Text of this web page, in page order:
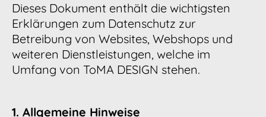
Dieses Dokument enthält die wichtigsten
Erklärungen zum Datenschutz zur
Betreibung von Websites, Webshops und
weiteren Dienstleistungen, welche im
Umfang von ToMA DESIGN stehen.
1. Allgemeine Hinweise